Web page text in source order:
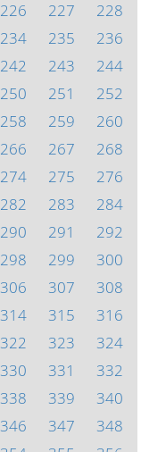
226 227
228
234 235
236
242 243
244
250 251
252
258 259
260
266 267
268
274 275
276
282 283
284
290 291
292
298 299
300
306 307
308
314 315
316
322 323
324
330 331
332
338 339
340
346 347
348